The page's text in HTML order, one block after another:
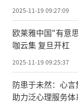
2025-11-19 09:27:09
欧莱雅中国"有意
咖云集 复旦开杠
2025-11-19 09:25:37
防患于未然：心
助力泛心理服务体